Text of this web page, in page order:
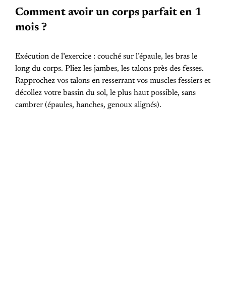
Comment avoir un corps parfait en 1
mois ?
Exécution de l’exercice : couché sur l’épaule, les bras le
long du corps. Pliez les jambes, les talons près des fesses.
Rapprochez vos talons en resserrant vos muscles fessiers et
décollez votre bassin du sol, le plus haut possible, sans
cambrer (épaules, hanches, genoux alignés).